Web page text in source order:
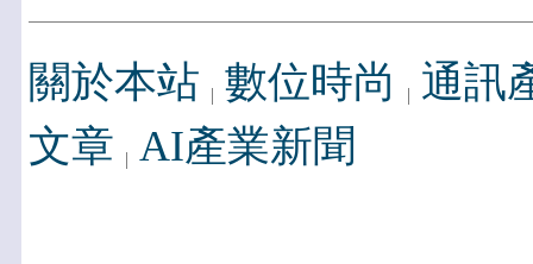
關於本站 數位時尚
通訊
文章 AI產業新聞